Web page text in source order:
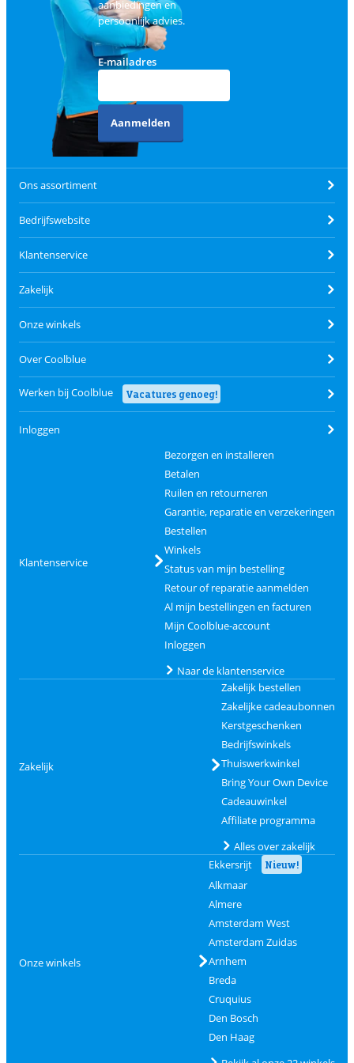
aanbiedingen en
persoonlijk advies.
E-mailadres
Aanmelden
Ons assortiment
Bedrijfswebsite
Klantenservice
Zakelijk
Onze winkels
Over Coolblue
Werken bij Coolblue Vacatures genoeg!
Inloggen
Klantenservice
Bezorgen en installeren
Betalen
Ruilen en retourneren
Garantie, reparatie en verzekeringen
Bestellen
Winkels
Status van mijn bestelling
Retour of reparatie aanmelden
Al mijn bestellingen en facturen
Mijn Coolblue-account
Inloggen
Naar de klantenservice
Zakelijk
Zakelijk bestellen
Zakelijke cadeaubonnen
Kerstgeschenken
Bedrijfswinkels
Thuiswerkwinkel
Bring Your Own Device
Cadeauwinkel
Affiliate programma
Alles over zakelijk
Onze winkels
Ekkersrijt Nieuw!
Alkmaar
Almere
Amsterdam West
Amsterdam Zuidas
Arnhem
Breda
Cruquius
Den Bosch
Den Haag